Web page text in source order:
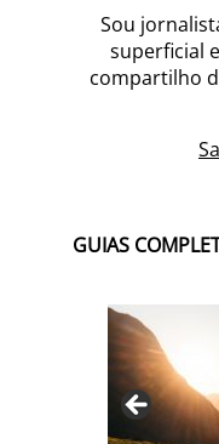
Sou
superficial
compartilho
GUIAS